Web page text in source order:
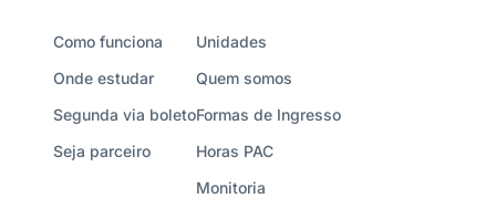
Como funciona
Onde estudar
Segunda via boleto
Seja parceiro
Unidades
Quem somos
Formas de Ingresso
Horas PAC
Monitoria